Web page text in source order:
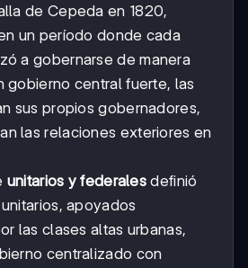
de Cepeda en 1820,
un período donde cada
a gobernarse de manera
gobierno central fuerte, las
sus propios gobernadores,
las relaciones exteriores en
unitarios y federales definió
apoyados
las clases altas urbanas,
centralizado con